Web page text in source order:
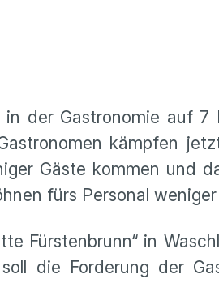
der Gastronomie auf 7
kämpfen
Gäste kommen und
fürs Personal weniger
Fürstenbrunn“ in
die Forderung der